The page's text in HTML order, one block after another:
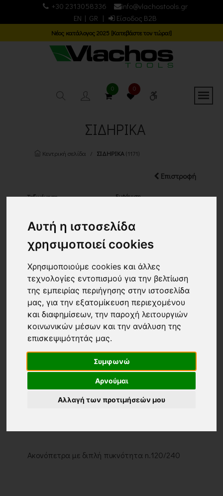
Αυτή η ιστοσελίδα
χρησιμοποιεί cookies
Χρησιμοποιούμε cookies και άλλες
τεχνολογίες εντοπισμού για την βελτίωση
της εμπειρίας περιήγησης στην ιστοσελίδα
μας, για την εξατομίκευση περιεχομένου
και διαφημίσεων, την παροχή λειτουργιών
κοινωνικών μέσων και την ανάλυση της
επισκεψιμότητάς μας.
Συμφωνώ
Αρνούμαι
Αλλαγή των προτιμήσεών μου
+30 2313058336
info@vlachostools.gr
EN | GR | Είσοδος B2B
Νέος κατάλογος 2025 [Κατεβάστε τον τώρα!]
0 0
ΣΙΔΗΡΙΚΑ
Κεντρική σελίδα ΣΙΔΗΡΙΚΑ (1171)
Επιστροφή
Ταξινόμηση Εμφάνιση
Ακονόπετρα με διπλή πυκνότητα n.120/240